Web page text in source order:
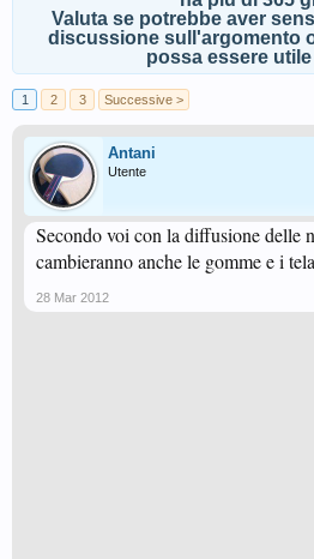
Valuta se potrebbe aver
discussione sull'argomento
possa essere
1 2 3 Successive >
Antani
Utente
Secondo voi con la diffusione delle
cambieranno anche le gomme e i
28 Mar 2012